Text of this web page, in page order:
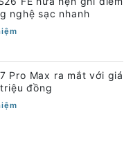
nghệ sạc nhanh
Pro Max ra mắt với giá
đồng